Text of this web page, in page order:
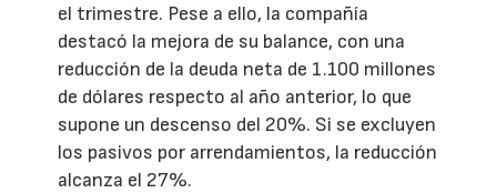
el trimestre. Pese a ello, la compañía
destacó la mejora de su balance, con una
reducción de la deuda neta de 1.100 millones
de dólares respecto al año anterior, lo que
supone un descenso del 20%. Si se excluyen
los pasivos por arrendamientos, la reducción
alcanza el 27%.